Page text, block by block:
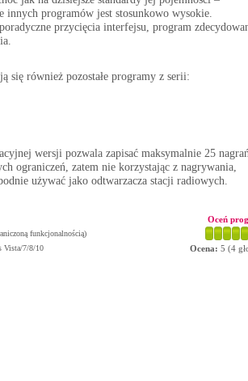
innych programów jest stosunkowo wysokie.
przycięcia interfejsu, program
się również pozostałe programy z serii:
wersji pozwala zapisać maksymalnie 25
ograniczeń, zatem nie korzystając z nagrywania,
używać jako odtwarzacza stacji radiowych.
funkcjonalnością)
Vista/7/8/10
Oceń
Ocena: 5 (4